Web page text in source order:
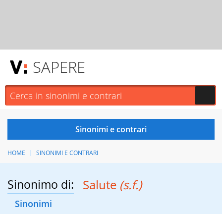
SAPERE
HOME SINONIMI E CONTRARI
Sinonimo di: Salute (s.f.)
Sinonimi